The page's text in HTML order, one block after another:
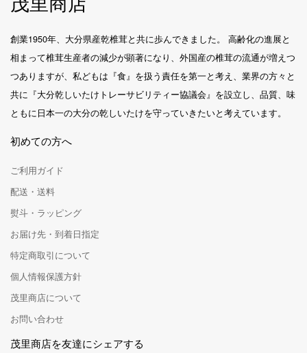
創業1950年、大分県産乾椎茸と共に歩んできました。 高齢化の進展と
相まって椎茸生産者の減少が顕著になり、外国産の椎茸の流通が増えつ
つありますが、私どもは『食』を扱う責任を第一と考え、業界の方々と
共に『大分乾しいたけトレーサビリティー協議会』を設立し、品質、味
ともに日本一の大分の乾しいたけを守っていきたいと考えています。
初めての方へ
ご利用ガイド
配送・送料
熨斗・ラッピング
お届け先・到着日指定
特定商取引について
個人情報保護方針
茂里商店について
お問い合わせ
茂里商店を友達にシェアする